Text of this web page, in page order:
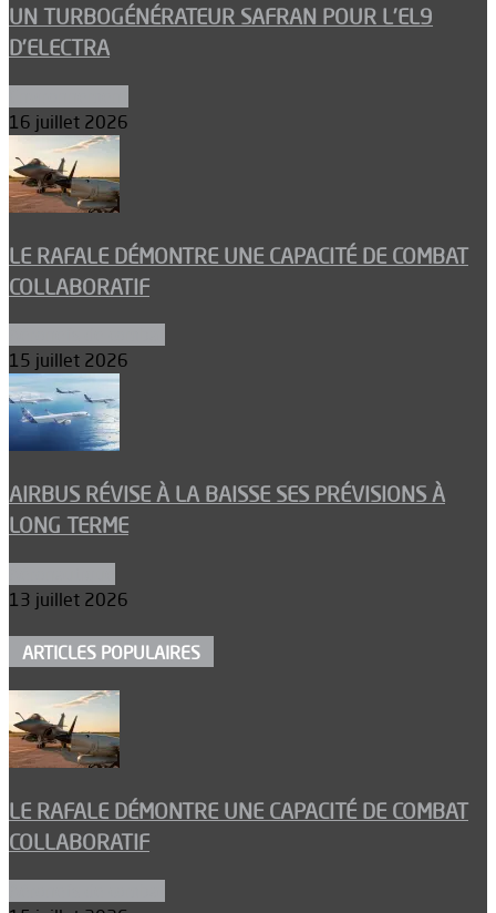
UN TURBOGÉNÉRATEUR SAFRAN POUR L’EL9
D’ELECTRA
16 juillet 2026
LE RAFALE DÉMONTRE UNE CAPACITÉ DE COMBAT
COLLABORATIF
15 juillet 2026
AIRBUS RÉVISE À LA BAISSE SES PRÉVISIONS À
LONG TERME
13 juillet 2026
ARTICLES POPULAIRES
LE RAFALE DÉMONTRE UNE CAPACITÉ DE COMBAT
COLLABORATIF